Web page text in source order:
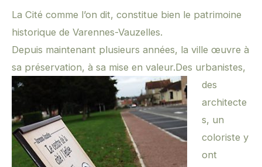
La Cité comme l’on dit, constitue bien le patrimoine
historique de Varennes-Vauzelles.
Depuis maintenant plusieurs années, la ville œuvre à
sa préservation, à sa mise en valeur.Des urbanistes,
des
architecte
s, un
coloriste y
ont